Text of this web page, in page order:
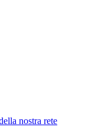
nostra rete